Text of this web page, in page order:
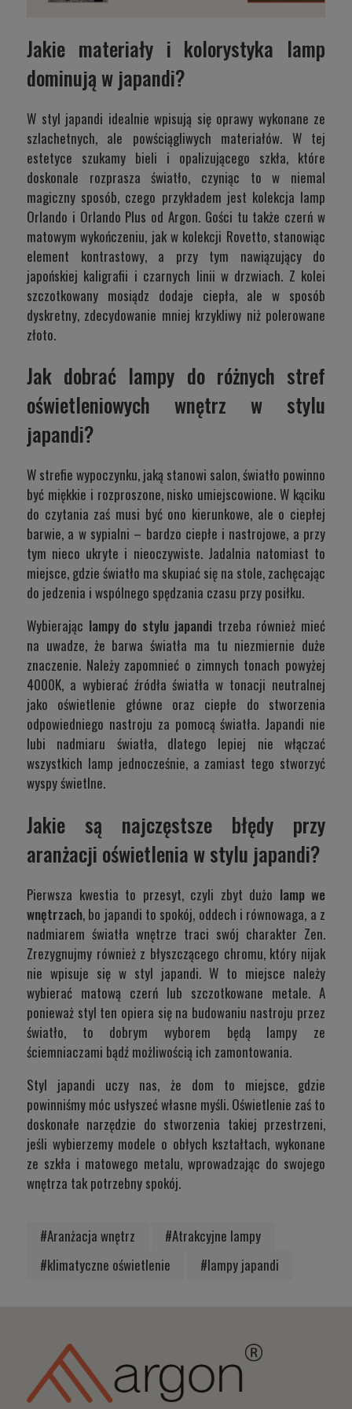
Jakie materiały i kolorystyka lamp
dominują w japandi?
W styl japandi idealnie wpisują się oprawy wykonane ze
szlachetnych, ale powściągliwych materiałów. W tej
estetyce szukamy bieli i opalizującego szkła, które
doskonale rozprasza światło, czyniąc to w niemal
magiczny sposób, czego przykładem jest kolekcja lamp
Orlando i Orlando Plus od Argon. Gości tu także czerń w
matowym wykończeniu, jak w kolekcji Rovetto, stanowiąc
element kontrastowy, a przy tym nawiązujący do
japońskiej kaligrafii i czarnych linii w drzwiach. Z kolei
szczotkowany mosiądz dodaje ciepła, ale w sposób
dyskretny, zdecydowanie mniej krzykliwy niż polerowane
złoto.
Jak dobrać lampy do różnych stref
oświetleniowych wnętrz w stylu
japandi?
W strefie wypoczynku, jaką stanowi salon, światło powinno
być miękkie i rozproszone, nisko umiejscowione. W kąciku
do czytania zaś musi być ono kierunkowe, ale o ciepłej
barwie, a w sypialni – bardzo ciepłe i nastrojowe, a przy
tym nieco ukryte i nieoczywiste. Jadalnia natomiast to
miejsce, gdzie światło ma skupiać się na stole, zachęcając
do jedzenia i wspólnego spędzania czasu przy posiłku.
Wybierając lampy do stylu japanditrzeba również mieć
na uwadze, że barwa światła ma tu niezmiernie duże
znaczenie. Należy zapomnieć o zimnych tonach powyżej
4000K, a wybierać źródła światła w tonacji neutralnej
jako oświetlenie główne oraz ciepłe do stworzenia
odpowiedniego nastroju za pomocą światła. Japandi nie
lubi nadmiaru światła, dlatego lepiej nie włączać
wszystkich lamp jednocześnie, a zamiast tego stworzyć
wyspy świetlne.
Jakie są najczęstsze błędy przy
aranżacji oświetlenia w stylu japandi?
Pierwsza kwestia to przesyt, czyli zbyt dużo lamp we
wnętrzach, bo japandi to spokój, oddech i równowaga, a z
nadmiarem światła wnętrze traci swój charakter Zen.
Zrezygnujmy również z błyszczącego chromu, który nijak
nie wpisuje się w styl japandi. W to miejsce należy
wybierać matową czerń lub szczotkowane metale. A
ponieważ styl ten opiera się na budowaniu nastroju przez
światło, to dobrym wyborem będą lampy ze
ściemniaczami bądź możliwością ich zamontowania.
Styl japandi uczy nas, że dom to miejsce, gdzie
powinniśmy móc usłyszeć własne myśli. Oświetlenie zaś to
doskonałe narzędzie do stworzenia takiej przestrzeni,
jeśli wybierzemy modele o obłych kształtach, wykonane
ze szkła i matowego metalu, wprowadzając do swojego
wnętrza tak potrzebny spokój.
#Aranżacja wnętrz
#Atrakcyjne lampy
#klimatyczne oświetlenie
#lampy japandi